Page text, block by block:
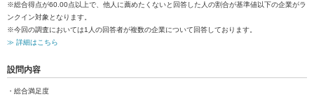
※総合得点が60.00点以上で、他人に薦めたくないと回答した人の割合が基準値以下の企業がラ
ンクイン対象となります。
※今回の調査においては1人の回答者が複数の企業について回答しております。
≫ 詳細はこちら
設問内容
・総合満足度